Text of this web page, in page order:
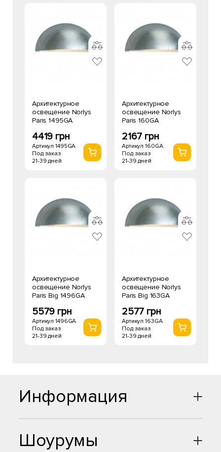
Архитектурное
освещение Norlys
Paris 1495GA
4419 грн
Артикул 1495GA
Под заказ
21-39 дней
Архитектурное
освещение Norlys
Paris 160GA
2167 грн
Артикул 160GA
Под заказ
21-39 дней
Архитектурное
освещение Norlys
Paris Big 1496GA
5579 грн
Артикул 1496GA
Под заказ
21-39 дней
Архитектурное
освещение Norlys
Paris Big 163GA
2577 грн
Артикул 163GA
Под заказ
21-39 дней
Шоурумы
Информация